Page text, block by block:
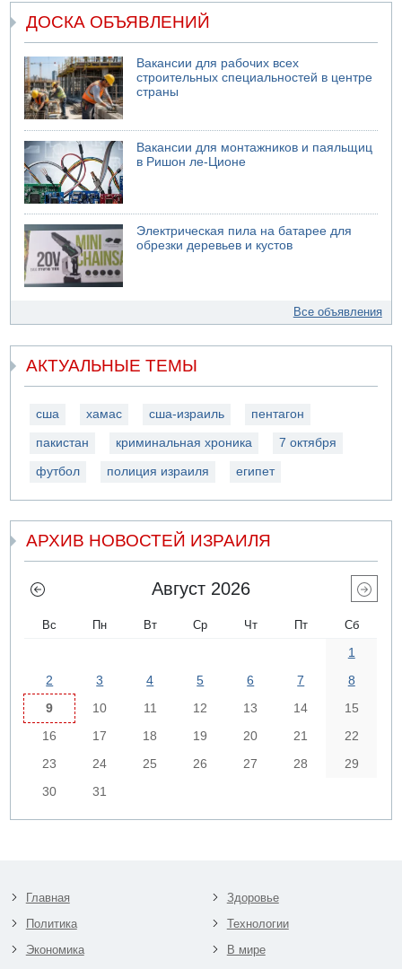
ДОСКА ОБЪЯВЛЕНИЙ
Вакансии для рабочих всех
строительных специальностей в центре
страны
Вакансии для монтажников и паяльщиц
в Ришон ле-Ционе
Электрическая пила на батарее для
обрезки деревьев и кустов
Все объявления
АКТУАЛЬНЫЕ ТЕМЫ
сша хамас сша-израиль пентагон
пакистан криминальная хроника 7 октября
футбол полиция израиля египет
АРХИВ НОВОСТЕЙ ИЗРАИЛЯ
Август 2026
Вс Пн Вт Ср Чт Пт Сб
1
2
3 4 5 6 7
8
9
10 11 12 13 14
15
16
17 18 19 20 21
22
23
24 25 26 27 28
29
30
31
Главная
Политика
Экономика
Здоровье
Технологии
В мире